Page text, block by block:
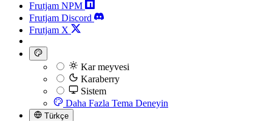
Frutjam NPM
Frutjam Discord
Frutjam X
Kar meyvesi
Karaberry
Sistem
Daha Fazla Tema Deneyin
Türkçe